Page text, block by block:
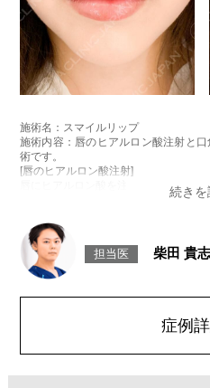
施術名：スマイルリップ
施術内容：唇のヒアルロン酸注射と
術です。
[唇のヒアルロン酸注射]
唇にヒアルロン酸を注入し、ボリュー
注入し、筋肉の動きを抑制し、口角を
施術時間：約15～20分程
リスク、副作用：腫れ、赤み、内出
とがございます。また、稀にアレル
ほどお控えください。ボトックス注
費用：レスチレン 68,900円(税込)
オプション：表面麻酔 3,300円(税込)
担当医 柴田 貴志
症例